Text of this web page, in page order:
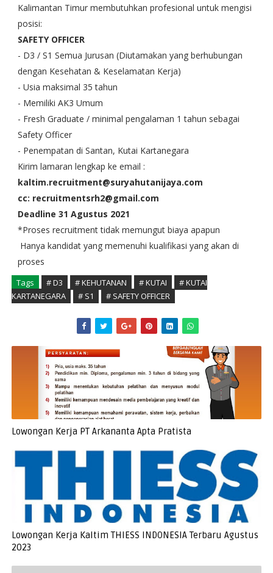
Kalimantan Timur membutuhkan profesional untuk mengisi
posisi:
SAFETY OFFICER
- D3 / S1 Semua Jurusan (Diutamakan yang berhubungan
dengan Kesehatan & Keselamatan Kerja)
- Usia maksimal 35 tahun
- Memiliki AK3 Umum
- Fresh Graduate / minimal pengalaman 1 tahun sebagai
Safety Officer
- Penempatan di Santan, Kutai Kartanegara
Kirim lamaran lengkap ke email :
kaltim.recruitment@suryahutanijaya.com
cc: recruitmentsrh2@gmail.com
Deadline 31 Agustus 2021
*Proses recruitment tidak memungut biaya apapun
Hanya kandidat yang memenuhi kualifikasi yang akan di
proses
Tags # D3 # KEHUTANAN # KUTAI
# KUTAI
KARTANEGARA
# S1 # SAFETY OFFICER
Lowongan Kerja PT Arkananta Apta Pratista
Lowongan Kerja Kaltim THIESS INDONESIA Terbaru Agustus
2023